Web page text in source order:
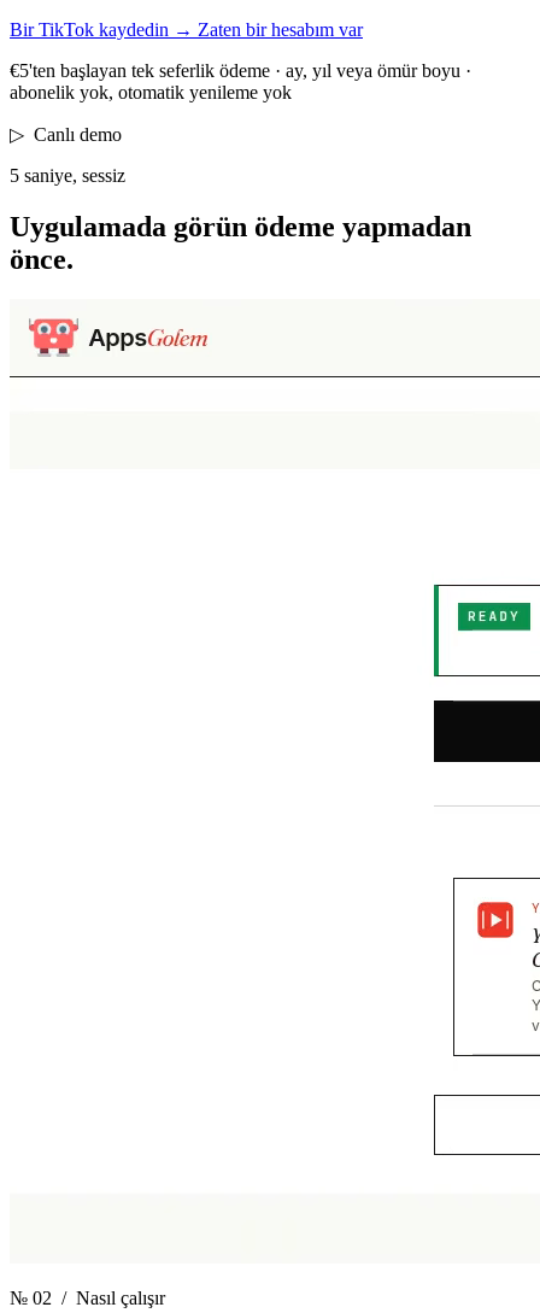
Bir TikTok kaydedin → Zaten bir hesabım var
€5'ten başlayan tek seferlik ödeme · ay, yıl veya ömür boyu ·
abonelik yok, otomatik yenileme yok
▷ Canlı demo
5 saniye, sessiz
Uygulamada görün ödeme yapmadan
önce.
№ 02 / Nasıl çalışır